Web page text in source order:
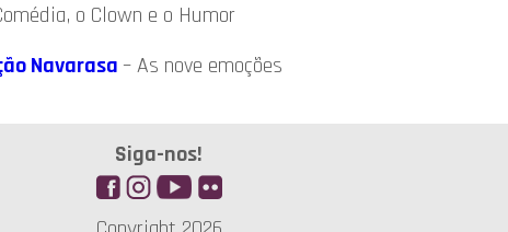
o Clown e o Humor
Navarasa – As nove emoções
Siga-nos!